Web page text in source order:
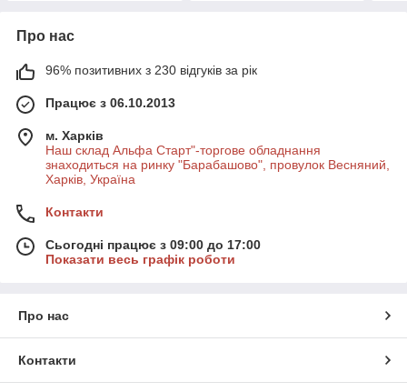
Про нас
96% позитивних з 230 відгуків за рік
Працює з 06.10.2013
м. Харків
Наш склад Альфа Старт"-торгове обладнання
знаходиться на ринку "Барабашово", провулок Весняний,
Харків, Україна
Контакти
Сьогодні працює з 09:00 до 17:00
Показати весь графік роботи
Про нас
Контакти